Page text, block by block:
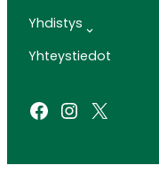
Yhdistys
Yhteystiedot
Facebook Instagram X